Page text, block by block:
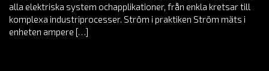
alla elektriska system ochapplikationer, från enkla kretsar till
komplexa industriprocesser. Ström i praktiken Ström mäts i
enheten ampere […]